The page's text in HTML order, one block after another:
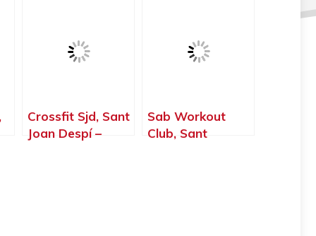
Crossfit Sjd, Sant
Joan Despí –
Sab Workout
Club, Sant